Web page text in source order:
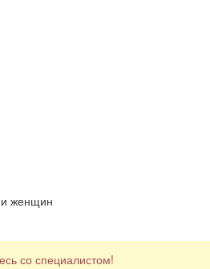
и женщин
со специалистом!